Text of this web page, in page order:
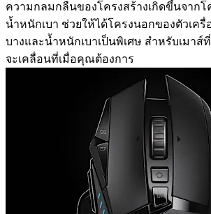
ความกลมกลืนของโครงสร้างเกิดขึ้นจากโ
น้ำหนักเบา ช่วยให้ได้โครงนอกของตัวเครื่
บางและน้ำหนักเบาเป็นพิเศษ สำหรับเมาส์
จะเคลื่อนที่เมื่อคุณต้องการ